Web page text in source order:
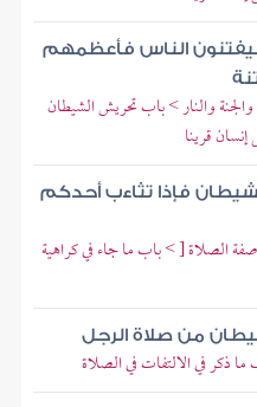
الناس فأعظمهم
والنار > باب تحريش الشيطان
قرينا
فإذا تثاءب أحدكم
الصلاة [ > باب ما جاء في كراهية
من صلاة الرجل
ذكر في الالتفات في الصلاة